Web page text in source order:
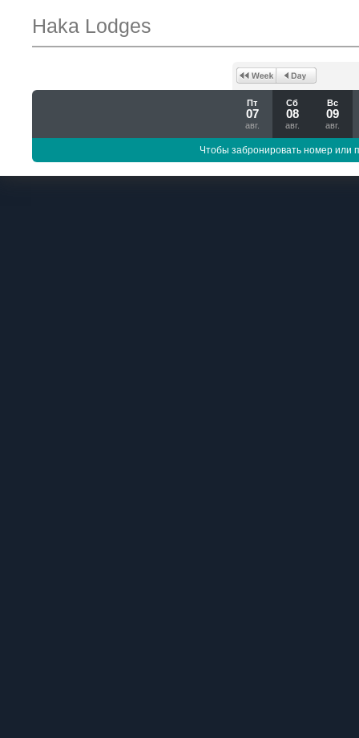
Haka Lodges
Пт
07
авг.
Сб
08
авг.
Вс
09
авг.
Чтобы забронировать номер